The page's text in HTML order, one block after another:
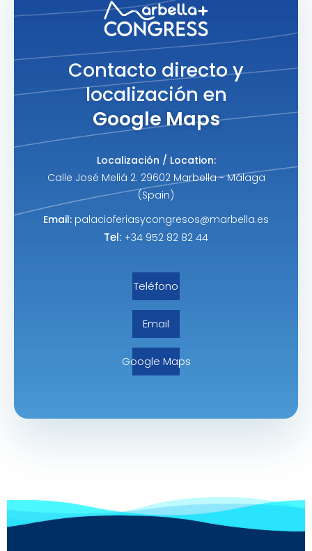
Contacto directo y
localización en
Google Maps
Localización / Location:
Calle José Meliá 2. 29602 Marbella - Málaga
(Spain)
Email: palacioferiasycongresos@marbella.es
Tel: +34 952 82 82 44
Teléfono
Email
Google Maps